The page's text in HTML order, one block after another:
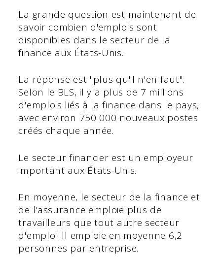
La grande question est maintenant de
savoir combien d'emplois sont
disponibles dans le secteur de la
finance aux États-Unis.
La réponse est "plus qu'il n'en faut".
Selon le BLS, il y a plus de 7 millions
d'emplois liés à la finance dans le pays,
avec environ 750 000 nouveaux postes
créés chaque année.
Le secteur financier est un employeur
important aux États-Unis.
En moyenne, le secteur de la finance et
de l'assurance emploie plus de
travailleurs que tout autre secteur
d'emploi. Il emploie en moyenne 6,2
personnes par entreprise.